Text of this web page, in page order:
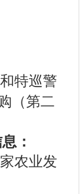
特巡警
（第二
：
农业发